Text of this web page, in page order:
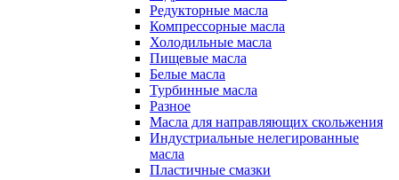
Редукторные масла
Компрессорные масла
Холодильные масла
Пищевые масла
Белые масла
Турбинные масла
Разное
Масла для направляющих скольжения
Индустриальные нелегированные
масла
Пластичные смазки